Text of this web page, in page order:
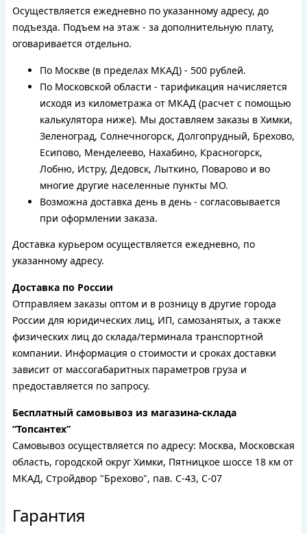
Осуществляется ежедневно по указанному адресу, до
подъезда. Подъем на этаж - за дополнительную плату,
оговаривается отдельно.
По Москве (в пределах МКАД) - 500 рублей.
По Московской области - тарификация начисляется
исходя из километража от МКАД (расчет с помощью
калькулятора ниже). Мы доставляем заказы в Химки,
Зеленоград, Солнечногорск, Долгопрудный, Брехово,
Есипово, Менделеево, Нахабино, Красногорск,
Лобню, Истру, Дедовск, Лыткино, Поварово и во
многие другие населенные пункты МО.
Возможна доставка день в день - согласовывается
при оформлении заказа.
Доставка курьером осуществляется ежедневно, по
указанному адресу.
Доставка по России
Отправляем заказы оптом и в розницу в другие города
России для юридических лиц, ИП, самозанятых, а также
физических лиц до склада/терминала транспортной
компании. Информация о стоимости и сроках доставки
зависит от массогабаритных параметров груза и
предоставляется по запросу.
Бесплатный самовывоз из магазина-склада
“Топсантех”
Самовывоз осуществляется по адресу: Москва, Московская
область, городской округ Химки, Пятницкое шоссе 18 км от
МКАД, Стройдвор "Брехово", пав. С-43, С-07
Гарантия